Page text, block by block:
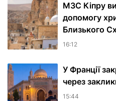
МЗС Кіпру
допомогу
Близького
16:12
У Франції
через
15:44